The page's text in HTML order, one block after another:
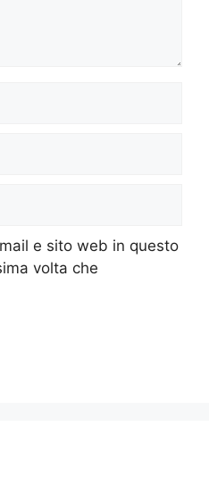
e sito web in questo
volta che